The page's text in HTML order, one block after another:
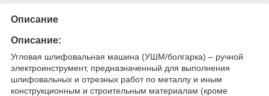
Описание
Описание:
Угловая шлифовальная машина (УШМ/болгарка) – ручной
электроинструмент, предназначенный для выполнения
шлифовальных и отрезных работ по металлу и иным
конструкционным и строительным материалам (кроме